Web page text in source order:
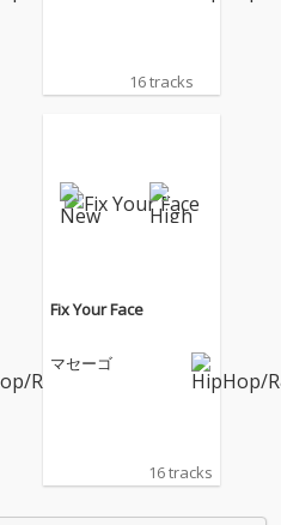
16 tracks
Fix Your Face
マセーゴ
16 tracks